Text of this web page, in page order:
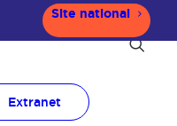
Site national
Extranet